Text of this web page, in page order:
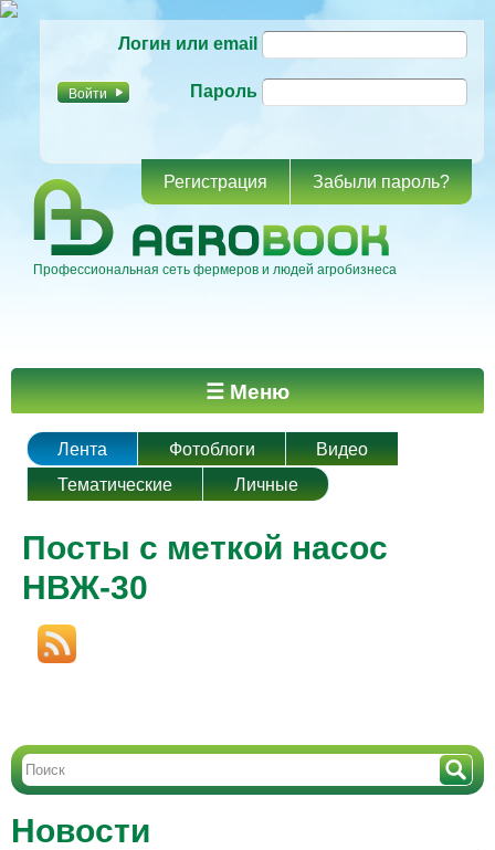
основному
Логин или email
Пароль
Регистрация Забыли пароль?
Профессиональная сеть фермеров и людей агробизнеса
Главное меню ☰ Меню
Лента Фотоблоги
Видео
Тематические
Личные
Посты с меткой насос
НВЖ-30
Новости